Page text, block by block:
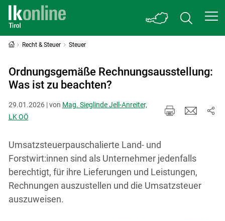
Recht & Steuer Steuer
Ordnungsgemäße Rechnungsausstellung:
Was ist zu beachten?
29.01.2026 | von Mag. Sieglinde Jell-Anreiter,
LK OÖ
Umsatzsteuerpauschalierte Land- und
Forstwirt:innen sind als Unternehmer jedenfalls
berechtigt, für ihre Lieferungen und Leistungen,
Rechnungen auszustellen und die Umsatzsteuer
auszuweisen.